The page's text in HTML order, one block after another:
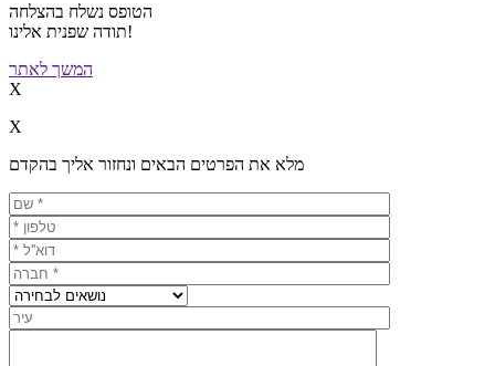
הטופס נשלח בהצלחה
תודה שפנית אלינו!
המשך לאתר
X
X
מלא את הפרטים הבאים ונחזור אליך בהקדם